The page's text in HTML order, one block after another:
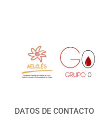
DATOS DE CONTACTO